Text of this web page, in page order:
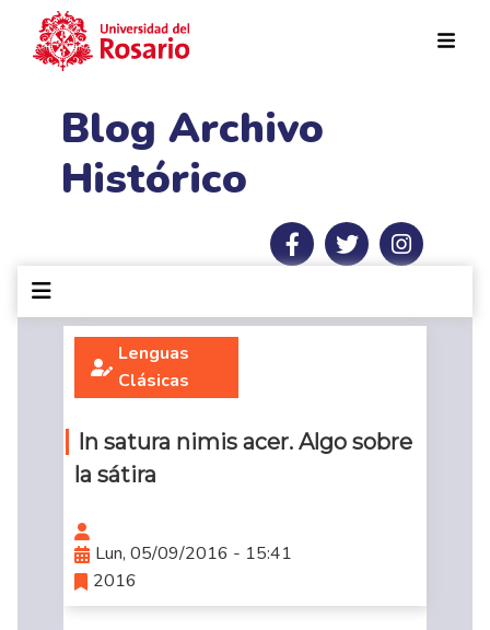
Blog Archivo
Histórico
Lenguas
Clásicas
In satura nimis acer. Algo sobre
la sátira
Lun, 05/09/2016 - 15:41
2016